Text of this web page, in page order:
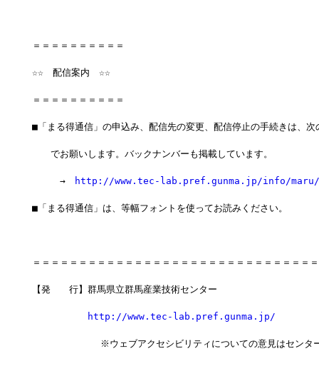
＝＝＝＝＝＝＝＝＝＝
☆☆　配信案内　☆☆
＝＝＝＝＝＝＝＝＝＝
■「まる得通信」の申込み、配信先の変更、配信停止の手続きは、次
でお願いします。バックナンバーも掲載しています。
→ http://www.tec-lab.pref.gunma.jp/info/maru/
■「まる得通信」は、等幅フォントを使ってお読みください。
＝＝＝＝＝＝＝＝＝＝＝＝＝＝＝＝＝＝＝＝＝＝＝＝＝＝＝＝＝＝
【発　　行】群馬県立群馬産業技術センター
http://www.tec-lab.pref.gunma.jp/
※ウェブアクセシビリティについての意見はセンタ